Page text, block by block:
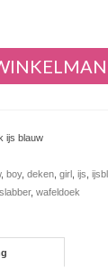
ijs blauw
, boy, deken girl ijs
slabber, wafeldoek